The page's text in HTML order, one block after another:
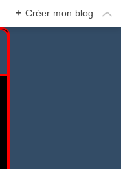
+ Créer mon blog